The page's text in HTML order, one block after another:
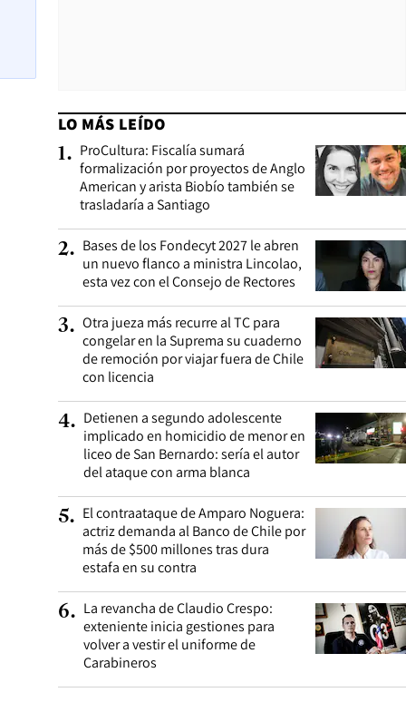
LO MÁS LEÍDO
1. ProCultura: Fiscalía sumará
formalización por proyectos de Anglo
American y arista Biobío también se
trasladaría a Santiago
2. Bases de los Fondecyt 2027 le abren
un nuevo flanco a ministra Lincolao,
esta vez con el Consejo de Rectores
3. Otra jueza más recurre al TC para
congelar en la Suprema su cuaderno
de remoción por viajar fuera de Chile
con licencia
4. Detienen a segundo adolescente
implicado en homicidio de menor en
liceo de San Bernardo: sería el autor
del ataque con arma blanca
5. El contraataque de Amparo Noguera:
actriz demanda al Banco de Chile por
más de $500 millones tras dura
estafa en su contra
6. La revancha de Claudio Crespo:
exteniente inicia gestiones para
volver a vestir el uniforme de
Carabineros